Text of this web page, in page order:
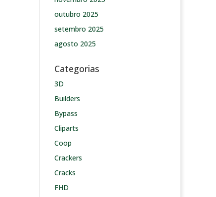
outubro 2025
setembro 2025
agosto 2025
Categorias
3D
Builders
Bypass
Cliparts
Coop
Crackers
Cracks
FHD